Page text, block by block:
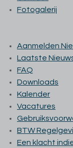
Fotogalerij
Aanmelden
Laatste
FAQ
Downloads
Kalender
Vacatures
BTW
Een klacht